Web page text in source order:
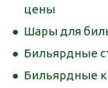
цены
Шары для
Бильярдные
Бильярдные